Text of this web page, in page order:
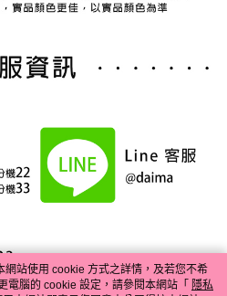
站使用 cookie 方式之詳情，及若您不希
電腦的 cookie 設定，請參閱本網站「 隱私